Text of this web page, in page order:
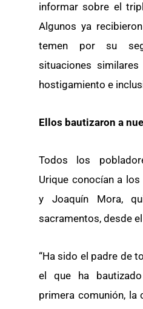
informar sobre el
Algunos ya
temen por su
situaciones
hostigamiento e
Ellos bautizaron a
Todos los
Urique conocían a
y Joaquín Mora,
sacramentos, desde
“Ha sido el padre de
el que ha
primera comunión, la